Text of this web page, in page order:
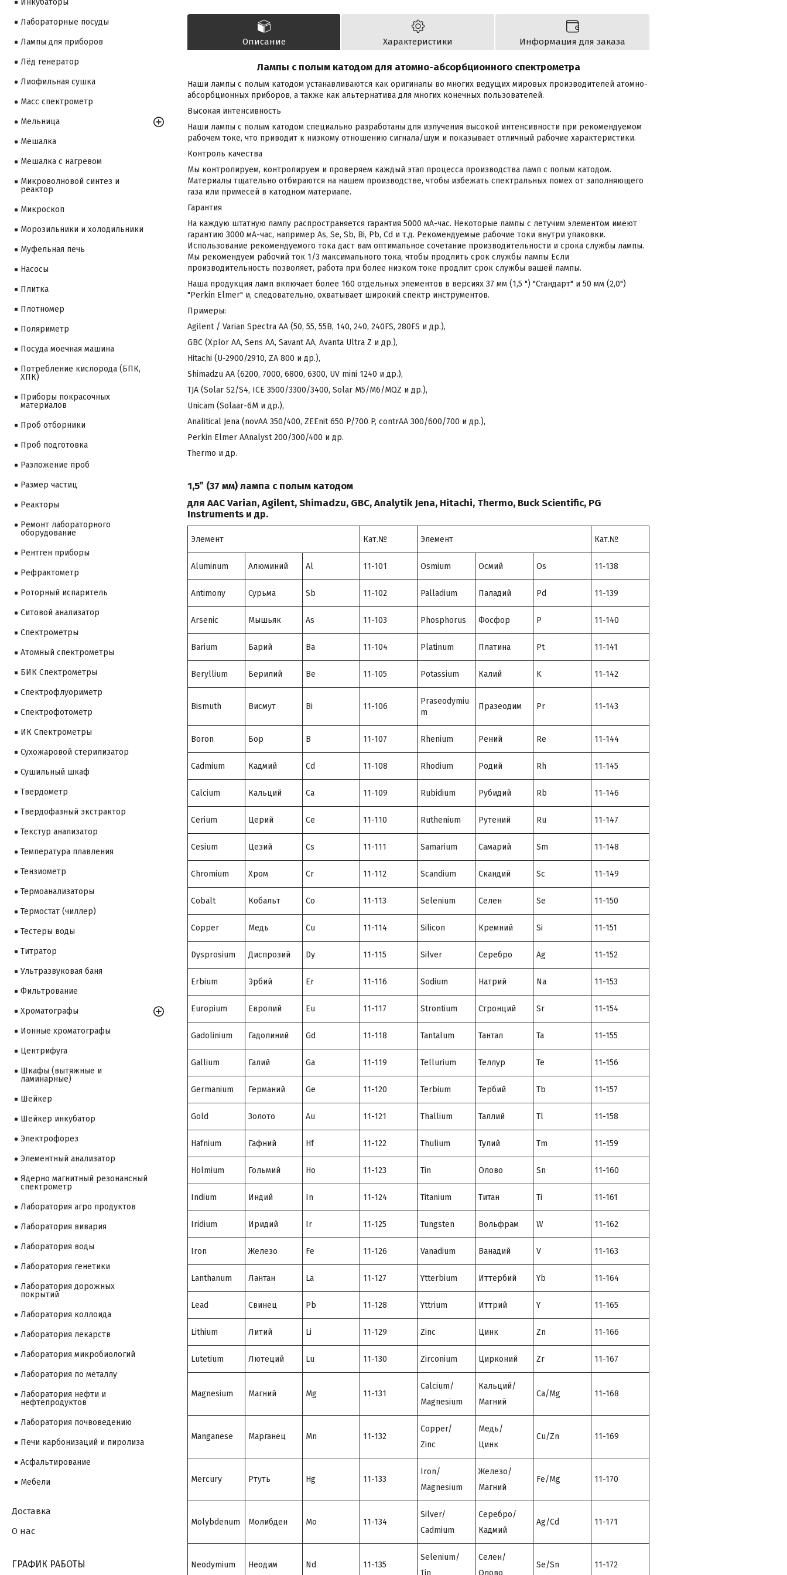
Описание Характеристики Информация для заказа
Лампы с полым катодом для атомно-абсорбционного спектрометра
Наши лампы с полым катодом устанавливаются как оригиналы во многих ведущих мировых производителей атомно-
абсорбционных приборов, а также как альтернатива для многих конечных пользователей.
Высокая интенсивность
Наши лампы с полым катодом специально разработаны для излучения высокой интенсивности при рекомендуемом
рабочем токе, что приводит к низкому отношению сигнала/шум и показывает отличный рабочие характеристики.
Контроль качества
Мы контролируем, контролируем и проверяем каждый этап процесса производства ламп с полым катодом.
Материалы тщательно отбираются на нашем производстве, чтобы избежать спектральных помех от заполняющего
газа или примесей в катодном материале.
Гарантия
На каждую штатную лампу распространяется гарантия 5000 мА-час. Некоторые лампы с летучим элементом имеют
гарантию 3000 мА-час, например As, Se, Sb, Bi, Pb, Cd и т.д. Рекомендуемые рабочие токи внутри упаковки.
Использование рекомендуемого тока даст вам оптимальное сочетание производительности и срока службы лампы.
Мы рекомендуем рабочий ток 1/3 максимального тока, чтобы продлить срок службы лампы Если
производительность позволяет, работа при более низком токе продлит срок службы вашей лампы.
Наша продукция ламп включает более 160 отдельных элементов в версиях 37 мм (1,5 ") "Стандарт" и 50 мм (2,0")
"Perkin Elmer" и, следовательно, охватывает широкий спектр инструментов.
Примеры:
Agilent / Varian Spectra AA (50, 55, 55B, 140, 240, 240FS, 280FS и др.),
GBC (Xplor AA, Sens AA, Savant AA, Avanta Ultra Z и др.),
Hitachi (U-2900/2910, ZA 800 и др.),
Shimadzu AA (6200, 7000, 6800, 6300, UV mini 1240 и др.),
TJA (Solar S2/S4, ICE 3500/3300/3400, Solar M5/M6/MQZ и др.),
Unicam (Solaar-6М и др.),
Analitical Jena (novAA 350/400, ZEEnit 650 P/700 P, contrAA 300/600/700 и др.),
Perkin Elmer AAnalyst 200/300/400 и др.
Thermo и др.
1,5” (37 мм) лампа с полым катодом
для ААС Varian, Agilent, Shimadzu, GBC, Analytik Jena, Hitachi, Thermo, Buck Scientific, PG
Instruments и др.
Элемент Кат.№ Элемент Кат.№
Aluminum Алюминий Al 11-101 Osmium Осмий Os 11-138
Antimony Сурьма Sb 11-102 Palladium Паладий Pd 11-139
Arsenic Мышьяк As 11-103 Phosphorus Фосфор P 11-140
Barium Барий Ba 11-104 Platinum Платина Pt 11-141
Beryllium Берилий Be 11-105 Potassium Калий K 11-142
Bismuth Висмут Bi 11-106
Praseodymiu
m
Празеодим Pr 11-143
Boron Бор B 11-107 Rhenium Рений Re 11-144
Cadmium Кадмий Cd 11-108 Rhodium Родий Rh 11-145
Calcium Кальций Ca 11-109 Rubidium Рубидий Rb 11-146
Cerium Церий Ce 11-110 Ruthenium Рутений Ru 11-147
Cesium Цезий Cs 11-111 Samarium Самарий Sm 11-148
Chromium Хром Cr 11-112 Scandium Скандий Sc 11-149
Cobalt Кобальт Co 11-113 Selenium Селен Se 11-150
Copper Медь Cu 11-114 Silicon Кремний Si 11-151
Dysprosium Диспрозий Dy 11-115 Silver Серебро Ag 11-152
Erbium Эрбий Er 11-116 Sodium Натрий Na 11-153
Europium Европий Eu 11-117 Strontium Стронций Sr 11-154
Gadolinium Гадолиний Gd 11-118 Tantalum Тантал Ta 11-155
Gallium Галий Ga 11-119 Tellurium Теллур Te 11-156
Germanium Германий Ge 11-120 Terbium Тербий Tb 11-157
Gold Золото Au 11-121 Thallium Таллий Tl 11-158
Hafnium Гафний Hf 11-122 Thulium Тулий Tm 11-159
Holmium Гольмий Ho 11-123 Tin Олово Sn 11-160
Indium Индий In 11-124 Titanium Титан Ti 11-161
Iridium Иридий Ir 11-125 Tungsten Вольфрам W 11-162
Iron Железо Fe 11-126 Vanadium Ванадий V 11-163
Lanthanum Лантан La 11-127 Ytterbium Иттербий Yb 11-164
Lead Свинец Pb 11-128 Yttrium Иттрий Y 11-165
Lithium Литий Li 11-129 Zinc Цинк Zn 11-166
Lutetium Лютеций Lu 11-130 Zirconium Цирконий Zr 11-167
Magnesium Магний Mg 11-131
Calcium/
Magnesium
Кальций/
Магний
Ca/Mg 11-168
Manganese Марганец Mn 11-132
Copper/
Zinc
Медь/
Цинк
Cu/Zn 11-169
Mercury Ртуть Hg 11-133
Iron/
Magnesium
Железо/
Магний
Fe/Mg 11-170
Molybdenum Молибден Mo 11-134
Silver/
Cadmium
Серебро/
Кадмий
Ag/Cd 11-171
Neodymium Неодим Nd 11-135
Selenium/
Tin
Селен/
Олово
Se/Sn 11-172
Инкубаторы
Лабораторные посуды
Лампы для приборов
Лёд генератор
Лиофильная сушка
Масс спектрометр
Мельница
Мешалка
Мешалка с нагревом
Микроволновой синтез и
реактор
Микроскоп
Морозильники и холодильники
Муфельная печь
Насосы
Плитка
Плотномер
Поляриметр
Посуда моечная машина
Потребление кислорода (БПК,
ХПК)
Приборы покрасочных
материалов
Проб отборники
Проб подготовка
Разложение проб
Размер частиц
Реакторы
Ремонт лабораторного
оборудование
Рентген приборы
Рефрактометр
Роторный испаритель
Ситовой анализатор
Cпектрометры
Атомный спектрометры
БИК Спектрометры
Спектрофлуориметр
Спектрофотометр
ИК Спектрометры
Сухожаровой стерилизатор
Сушильный шкаф
Твердометр
Твердофазный экстрактор
Текстур анализатор
Температура плавления
Тензиометр
Термоанализаторы
Термостат (чиллер)
Тестеры воды
Титратор
Ультразвуковая баня
Фильтрование
Хроматографы
Ионные хроматографы
Центрифуга
Шкафы (вытяжные и
ламинарные)
Шейкер
Шейкер инкубатор
Электрофорез
Элементный анализатор
Ядерно магнитный резонансный
спектрометр
Лаборатория агро продуктов
Лаборатория вивария
Лаборатория воды
Лаборатория генетики
Лаборатория дорожных
покрытий
Лаборатория коллоида
Лаборатория лекарств
Лаборатория микробиологий
Лаборатория по металлу
Лаборатория нефти и
нефтепродуктов
Лаборатория почвоведению
Печи карбонизаций и пиролиза
Асфальтирование
Мебели
Доставка
О нас
ГРАФИК РАБОТЫ